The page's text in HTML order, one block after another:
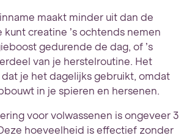
maakt minder uit dan de
kunt creatine ’s ochtends nemen
gedurende de dag, of ’s
van je herstelroutine. Het
je het dagelijks gebruikt, omdat
in je spieren en hersenen.
voor volwassenen is ongeveer 3
hoeveelheid is effectief zonder